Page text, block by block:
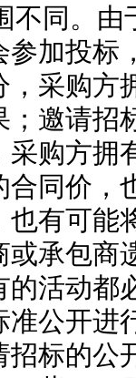
不同。
加投标
采购方
邀请招
采购方拥
同价，
有可能
或承包
的活动都
公开进
标的公